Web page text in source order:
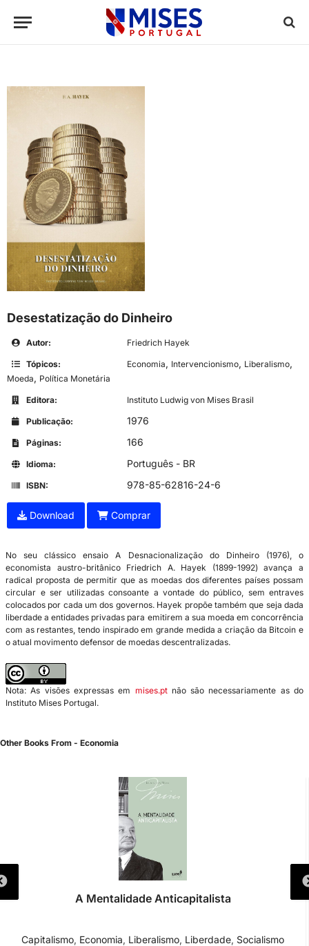
Desestatização do Dinheiro
Autor: Friedrich Hayek
Tópicos: Economia , Intervencionismo, Liberalismo,
Moeda , Política Monetária
Editora: Instituto Ludwig von Mises Brasil
Publicação: 1976
Páginas: 166
Idioma: Português - BR
ISBN: 978-85-62816-24-6
Download Comprar
No seu clássico ensaio A Desnacionalização do Dinheiro (1976), o
economista austro-britânico Friedrich A. Hayek (1899-1992) avança a
radical proposta de permitir que as moedas dos diferentes países possam
circular e ser utilizadas consoante a vontade do público, sem entraves
colocados por cada um dos governos. Hayek propõe também que seja dada
liberdade a entidades privadas para emitirem a sua moeda em concorrência
com as restantes, tendo inspirado em grande medida a criação da Bitcoin e
o atual movimento defensor de moedas descentralizadas.
Nota: As visões expressas em mises.ptnão são necessariamente as do
Instituto Mises Portugal.
Other Books From - Economia
Teoria da Exploração do Socialismo-
Comunismo,Economia, Exploração ,Socialismo